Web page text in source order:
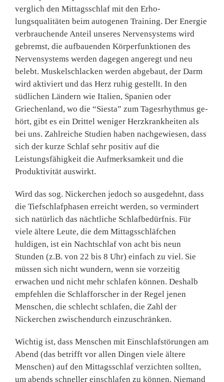
verglich den Mittagsschlaf mit den Erho­
lungsqualitäten beim autogenen Training. Der Energie
verbrau­chende Anteil unseres Nerven­systems wird
gebremst, die aufbauenden Körperfunktionen des
Nervensystems werden da­gegen angeregt und neu
belebt. Muskelschlacken werden abge­baut, der Darm
wird aktiviert und das Herz ruhig gestellt. In den
südlichen Ländern wie Italien, Spanien oder
Griechenland, wo die “Si­esta” zum Tagesrhythmus ge­
hört, gibt es ein Drittel weniger Herzkrankheiten als
bei uns. Zahlreiche Studien haben nach­gewiesen, dass
sich der kurze Schlaf sehr positiv auf die
Leistungsfähigkeit die Auf­merksamkeit und die
Produkti­vität auswirkt.
Wird das sog. Nickerchen je­doch so ausgedehnt, dass
die Tiefschlafphasen erreicht wer­den, so vermindert
sich natürlich das nächtliche Schlafbedürfnis. Für
viele ältere Leute, die dem Mittagsschläfchen
huldigen, ist ein Nachtschlaf von acht bis neun
Stunden (z.B. von 22 bis 8 Uhr) einfach zu viel. Sie
müssen sich nicht wundern, wenn sie vorzeitig
erwachen und nicht mehr schlafen können. Deshalb
empfehlen die Schlafforscher in der Regel jenen
Menschen, die schlecht schlafen, die Zahl der
Nickerchen zwischendurch ein­zuschränken.
Wichtig ist, dass Menschen mit Einschlafstörungen am
Abend (das betrifft vor allen Dingen viele ältere
Menschen) auf den Mittagsschlaf verzichten sollten,
um abends schneller einschlafen zu können. Niemand